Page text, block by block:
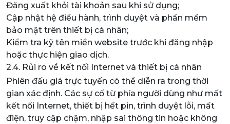
Đăng xuất khỏi tài khoản sau khi sử dụng;
Cập nhật hệ điều hành, trình duyệt và phần mềm
bảo mật trên thiết bị cá nhân;
Kiểm tra kỹ tên miền website trước khi đăng nhập
hoặc thực hiện giao dịch.
2.4. Rủi ro về kết nối Internet và thiết bị cá nhân
Phiên đấu giá trực tuyến có thể diễn ra trong thời
gian xác định. Các sự cố từ phía người dùng như mất
kết nối Internet, thiết bị hết pin, trình duyệt lỗi, mất
điện, truy cập chậm, nhập sai thông tin hoặc không